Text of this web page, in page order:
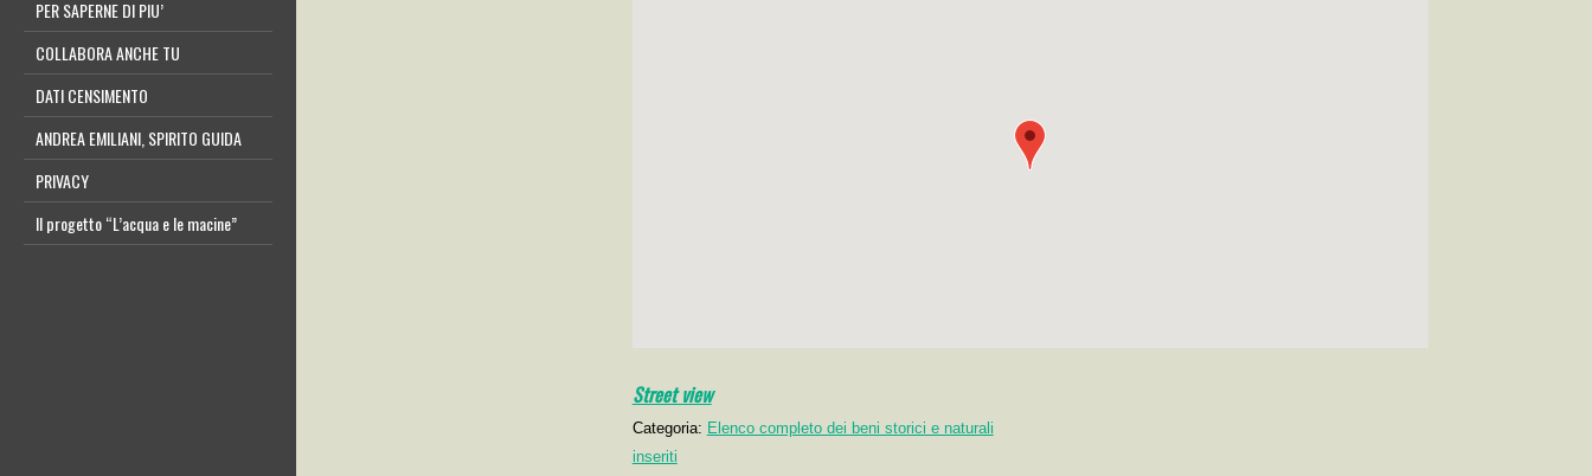
PER SAPERNE DI PIU’
COLLABORA ANCHE TU
DATI CENSIMENTO
ANDREA EMILIANI, SPIRITO GUIDA
PRIVACY
Il progetto “L’acqua e le macine”
Street view
Categoria: Elenco completo dei beni storici e naturali
inseriti